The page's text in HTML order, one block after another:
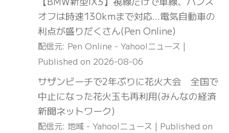
オフは時速130kmまで対応…電気自動車の
利点が盛りだくさん(Pen Online)
配信元: Pen Online - Yahoo!ニュース
Published on 2026-08-06
サザンビーチで2年ぶりに花火大会 全国で
中止になった花火玉も再利用(みんなの経済
新聞ネットワーク)
配信元: 地域 - Yahoo!ニュース
Published on